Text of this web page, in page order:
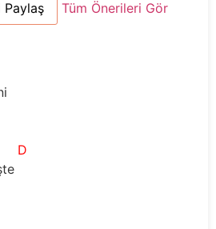
Paylaş
Tüm Önerileri Gör
D